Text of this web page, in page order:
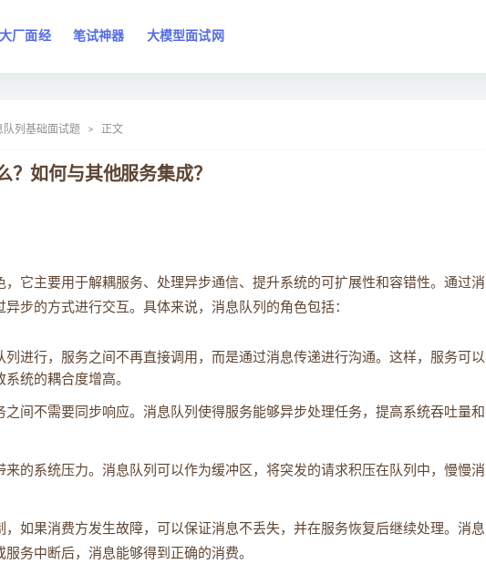
大厂面经 笔试神器 大模型面试网
队列基础面试题 正文
如何与其他服务集成？
它主要用于解耦服务、处理异步通信、提升系统的可扩展性和容错性。通过
步的方式进行交互。具体来说，消息队列的角色包括：
列进行，服务之间不再直接调用，而是通过消息传递进行沟通。这样，服务可
统的耦合度增高。
之间不需要同步响应。消息队列使得服务能够异步处理任务，提高系统吞吐量
的系统压力。消息队列可以作为缓冲区，将突发的请求积压在队列中，慢慢消
，如果消费方发生故障，可以保证消息不丢失，并在服务恢复后继续处理。消息
务中断后，消息能够得到正确的消费。